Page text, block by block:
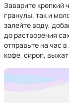
Заварите крепкий
гранулы, так и
залейте воду,
до растворения
отправьте на час
кофе, сироп,